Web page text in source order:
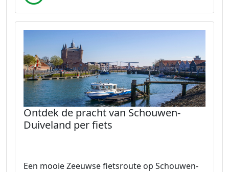
Ontdek de pracht van Schouwen-
Duiveland per fiets
Een mooie Zeeuwse fietsroute op Schouwen-